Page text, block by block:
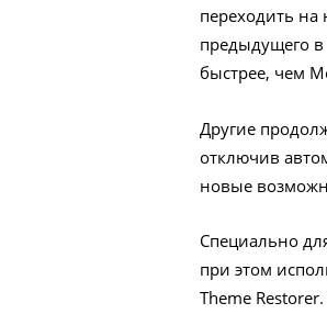
переходить
предыдущего в
быстрее, чем
Другие
отключив
новые
Специально
при этом
Theme